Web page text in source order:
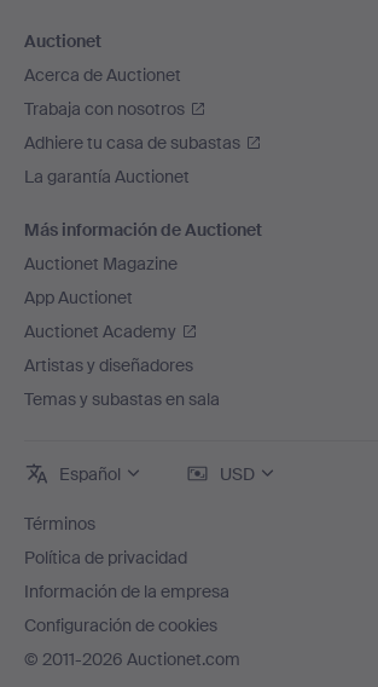
Auctionet
Acerca de Auctionet
Trabaja con nosotros
Adhiere tu casa de subastas
La garantía Auctionet
Más información de Auctionet
Auctionet Magazine
App Auctionet
Auctionet Academy
Artistas y diseñadores
Temas y subastas en sala
Español USD
Términos
Política de privacidad
Información de la empresa
Configuración de cookies
© 2011-2026 Auctionet.com